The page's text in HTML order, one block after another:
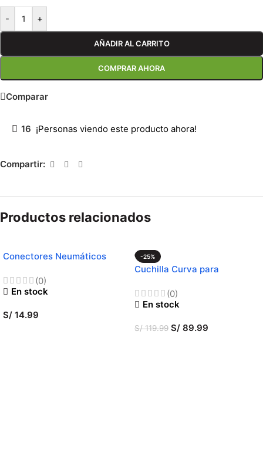
- +
AÑADIR AL CARRITO
COMPRAR AHORA
Comparar
16 ¡Personas viendo este producto ahora!
Compartir:
Productos relacionados
Conectores Neumáticos
(0)
En stock
S/ 14.99
-25%
Cuchilla Curva para
(0)
En stock
S/119.99 S/ 89.99